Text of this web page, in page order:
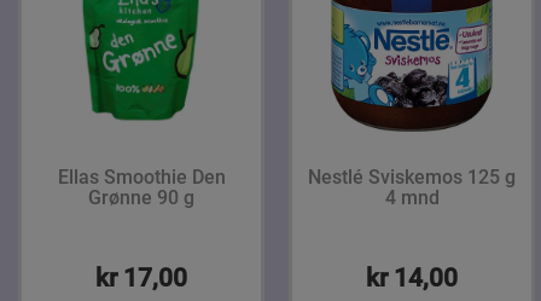
Ellas Smoothie Den
Grønne 90 g
kr 17,00
Nestlé Sviskemos 125 g
4 mnd
kr 14,00